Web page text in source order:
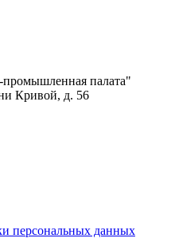
палата"
Кривой, д. 56
персональных данных